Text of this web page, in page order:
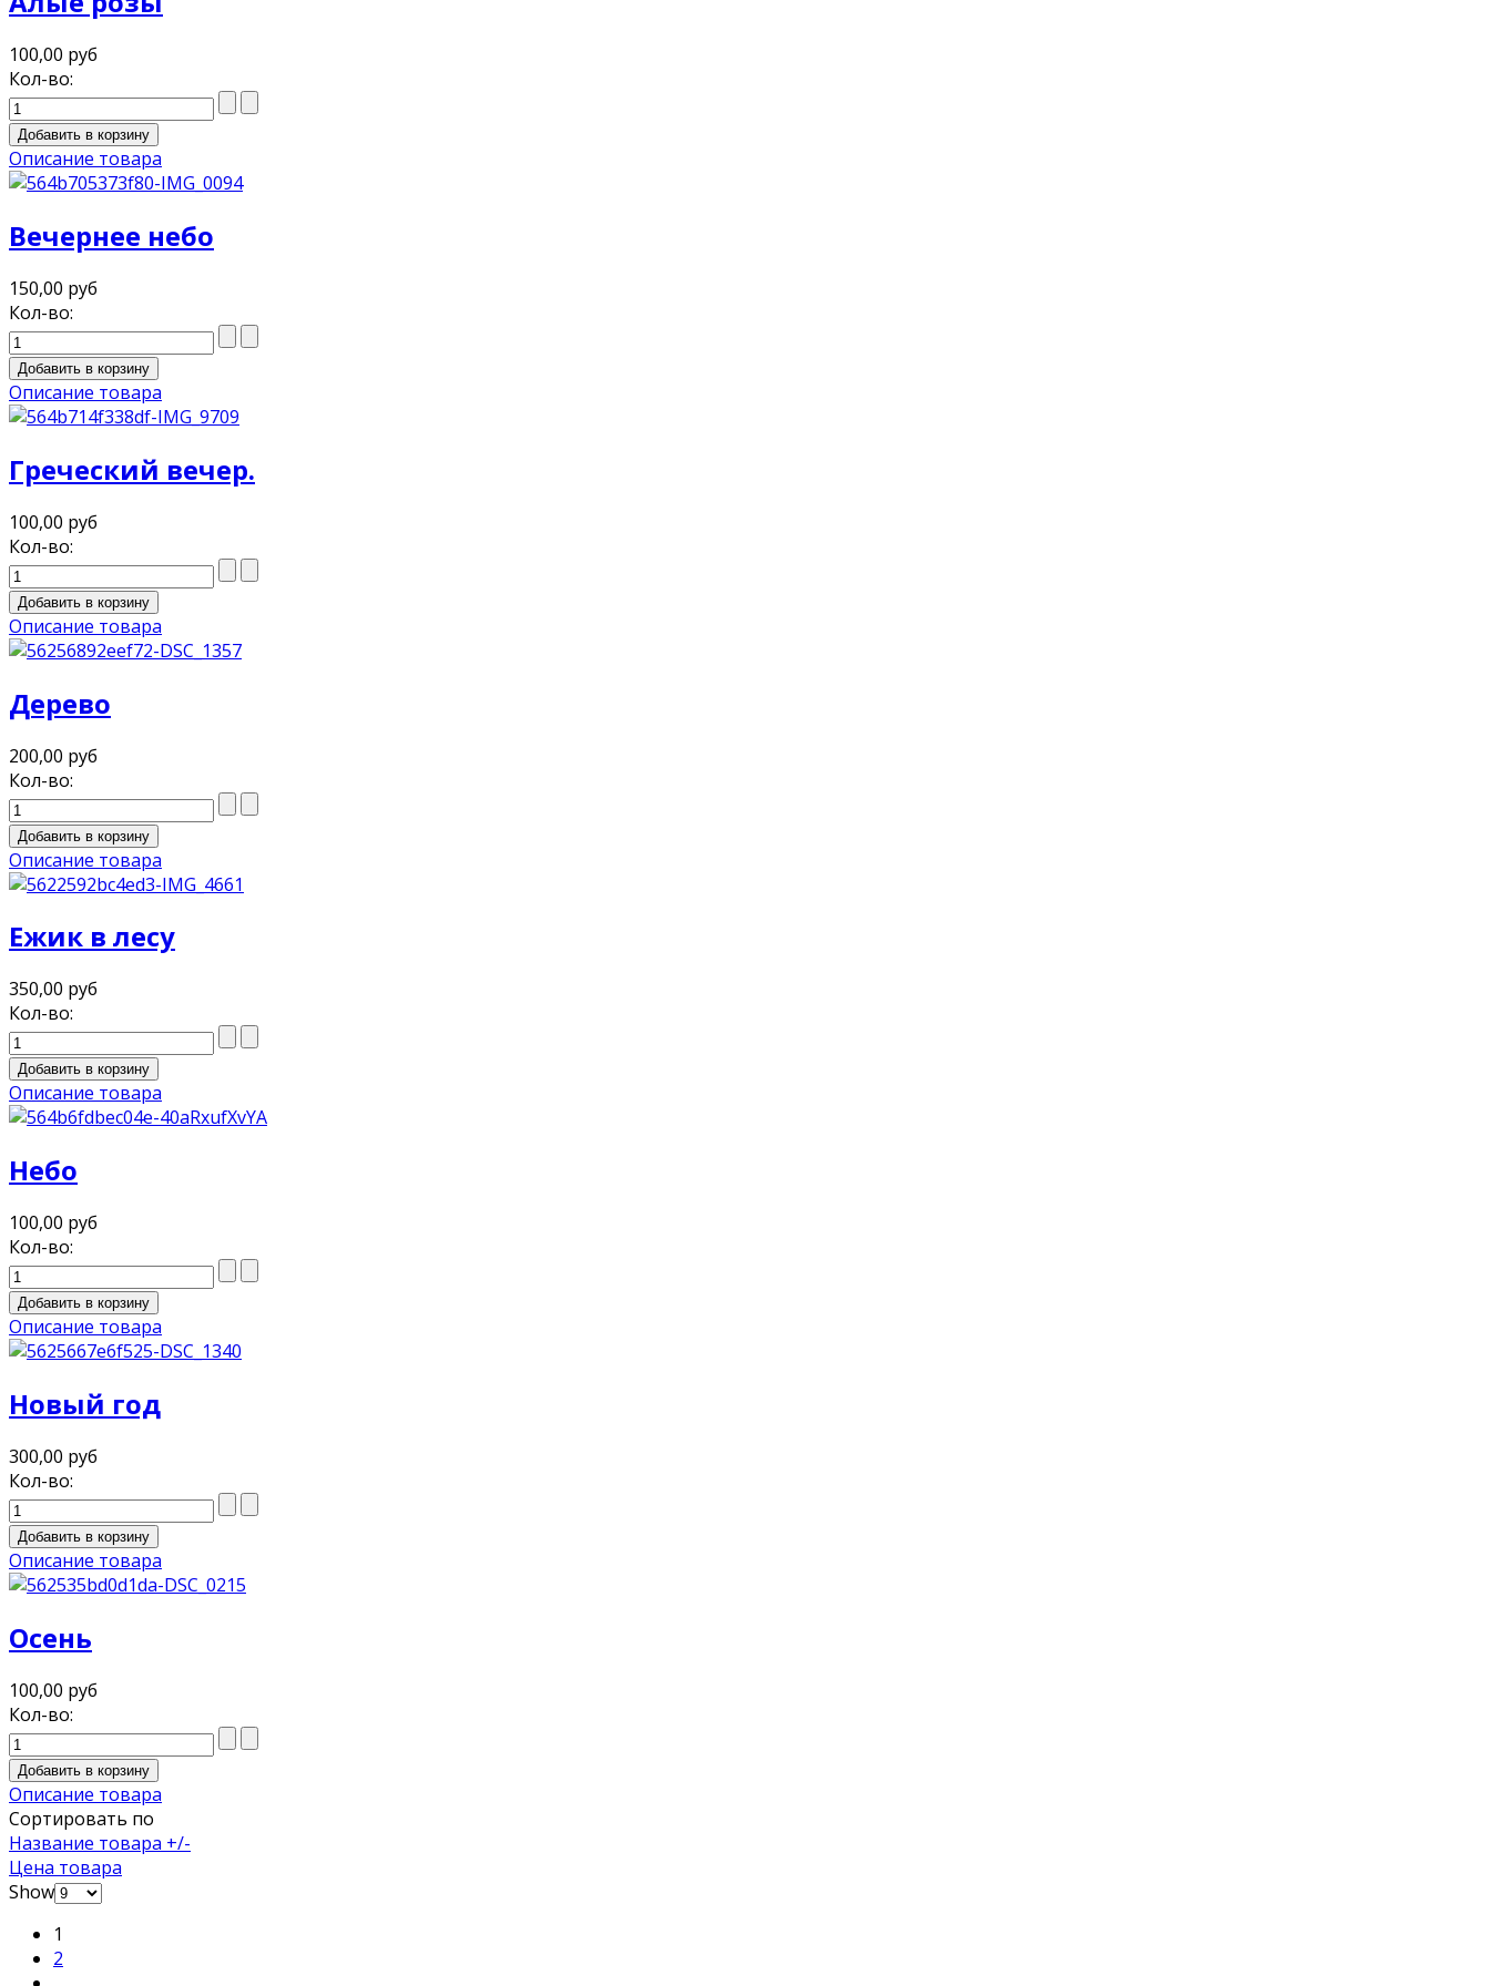
100,00 руб
Кол-во:
Описание товара
Вечернее небо
150,00 руб
Кол-во:
Описание товара
Греческий вечер.
100,00 руб
Кол-во:
Описание товара
Дерево
200,00 руб
Кол-во:
Описание товара
Ежик в лесу
350,00 руб
Кол-во:
Описание товара
Небо
100,00 руб
Кол-во:
Описание товара
Новый год
300,00 руб
Кол-во:
Описание товара
Осень
100,00 руб
Кол-во:
Описание товара
Сортировать по
Название товара +/-
Цена товара
Show
1
2